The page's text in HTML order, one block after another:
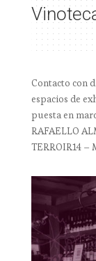
Contacto con
espacios de
puesta en
RAFAELLO
TERROIR14 –